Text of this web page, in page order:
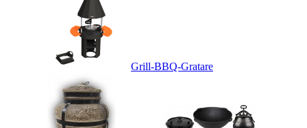
Grill-BBQ-Gratare